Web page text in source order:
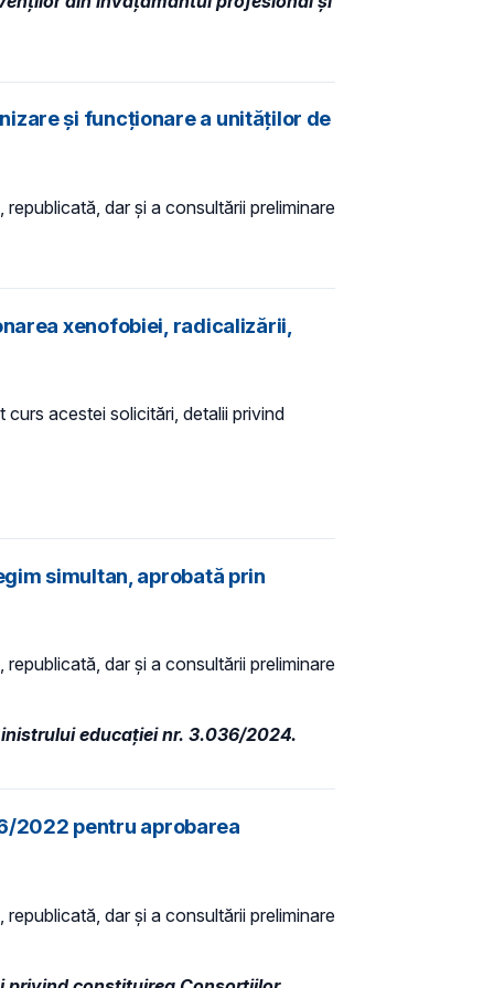
și funcționare a unităților de
dar și a consultării preliminare
xenofobiei, radicalizării,
acestei solicitări, detalii privind
simultan, aprobată prin
dar și a consultării preliminare
educației nr. 3.036/2024.
2022 pentru aprobarea
dar și a consultării preliminare